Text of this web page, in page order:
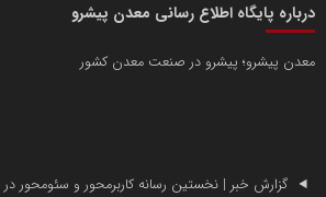
درباره پایگاه اطلاع رسانی معدن پیشرو
معدن پیشرو؛ پیشرو در صنعت معدن کشور
گزارش خبر | نخستین رسانه کاربرمحور و سئومحور در